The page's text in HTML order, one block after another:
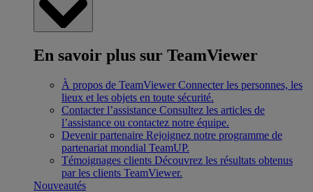
En savoir plus sur TeamViewer
À propos de TeamViewer Connecter les personnes, les
lieux et les objets en toute sécurité.
Contacter l’assistance Consultez les articles de
l’assistance ou contactez notre équipe.
Devenir partenaire Rejoignez notre programme de
partenariat mondial TeamUP.
Témoignages clients Découvrez les résultats obtenus
par les clients TeamViewer.
Nouveautés